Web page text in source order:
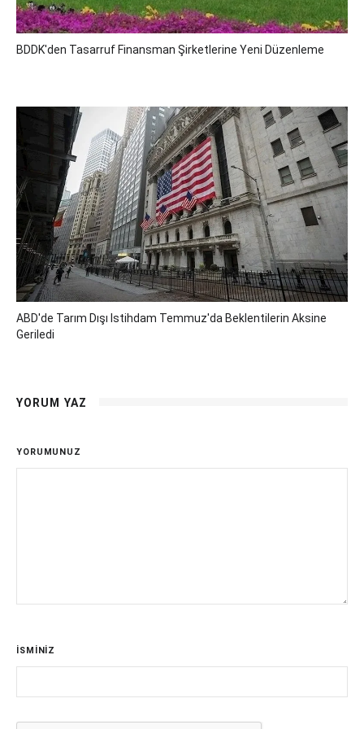
BDDK'den Tasarruf Finansman Şirketlerine Yeni Düzenleme
ABD'de Tarım Dışı Istihdam Temmuz'da Beklentilerin Aksine
Geriledi
YORUM YAZ
YORUMUNUZ
İSMİNİZ